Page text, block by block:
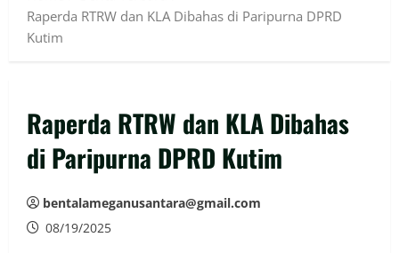
Raperda RTRW dan KLA Dibahas di Paripurna DPRD
Kutim
Raperda RTRW dan KLA Dibahas
di Paripurna DPRD Kutim
bentalameganusantara@gmail.com
08/19/2025